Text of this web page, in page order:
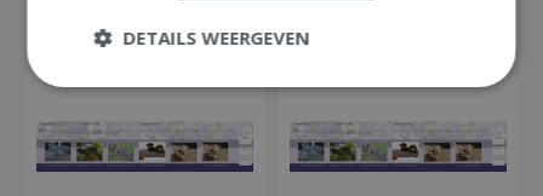
MEER INFORMATIE
DETAILS WEERGEVEN